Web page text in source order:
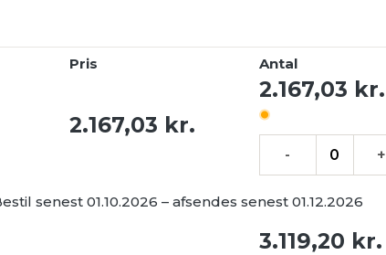
Pris Antal
2.167,03 kr.
2.167,03 kr.
- +
senest 01.10.2026 – afsendes senest 01.12.2026
3.119,20 kr.